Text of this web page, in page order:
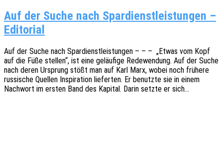
Auf der Suche nach Spardienstleistungen –
Editorial
Auf der Suche nach Spar­dienst­leis­tun­gen – – – „Etwas vom Kopf
auf die Füße stel­len“, ist eine geläu­fi­ge Rede­wen­dung. Auf der Suche
nach deren Ursprung stößt man auf Karl Marx, wobei noch frühe­re
russi­sche Quel­len Inspi­ra­ti­on liefer­ten. Er benutz­te sie in einem
Nach­wort im ersten Band des Kapi­tal. Darin setzte er sich…